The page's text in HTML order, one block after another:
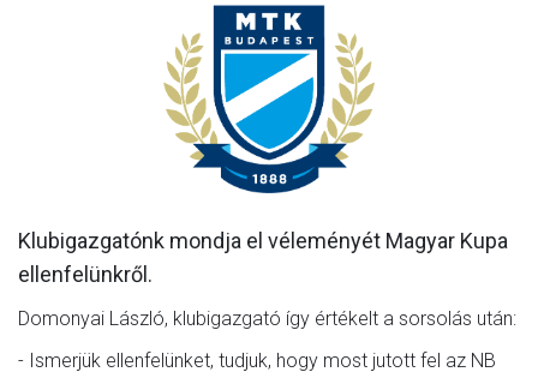
HÍREK
CSAPATOK
MÉRKŐZÉSEK
KLUB
SZURKOLÓI ÉLMÉNYEK
AKKREDITÁCIÓ
Klubigazgatónk mondja el véleményét Magyar Kupa
ellenfelünkről.
Domonyai László, klubigazgató így értékelt a sorsolás után:
- Ismerjük ellenfelünket, tudjuk, hogy most jutott fel az NB